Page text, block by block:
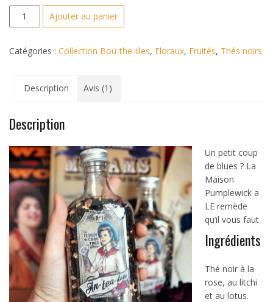
quantité
de
tea-
Ajouter au panier
Catégories : Collection Bou-the-illes, Floraux, Fruités, Thés noirs
Description Avis (1)
Description
Un petit coup
de blues ? La
Maison
Pumplewick a
LE remède
qu’il vous faut
Ingrédients
Thé noir à la
rose, au litchi
et au lotus.